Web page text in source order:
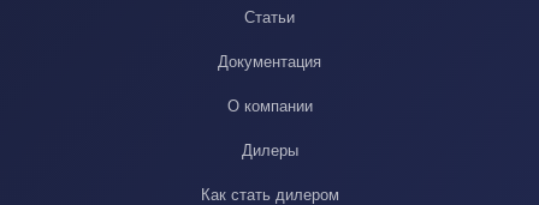
Статьи
Документация
О компании
Дилеры
Как стать дилером